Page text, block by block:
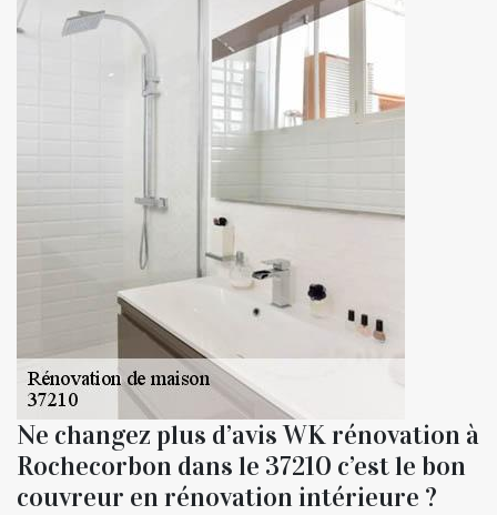
Ne changez plus d’avis WK rénovation à
Rochecorbon dans le 37210 c’est le bon
couvreur en rénovation intérieure ?